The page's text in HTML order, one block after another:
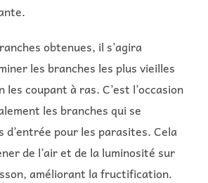
obtenues, il s’agira
les branches les plus vieilles
les coupant à ras. C’est l’occasion
les branches qui se
d’entrée pour les parasites. Cela
de l’air et de la luminosité sur
améliorant la fructification.